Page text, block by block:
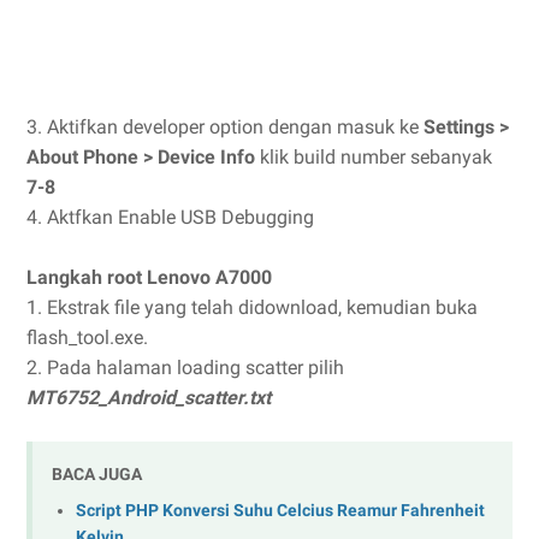
3. Aktifkan developer option dengan masuk ke Settings >
About Phone > Device Info klik build number sebanyak
7-8
4. Aktfkan Enable USB Debugging
Langkah root Lenovo A7000
1. Ekstrak file yang telah didownload, kemudian buka
flash_tool.exe.
2. Pada halaman loading scatter pilih
MT6752_Android_scatter.txt
BACA JUGA
Script PHP Konversi Suhu Celcius Reamur Fahrenheit